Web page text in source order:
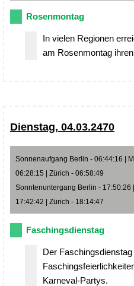
Rosenmontag
In vielen Regionen
am Rosenmontag
Dienstag, 04.03.2470
Sonnenaufgang Berlin - 06:44:16 |
06:28:15 | Zürich - 06:58:49
Sonntenuntergang Berlin - 17:50:26
17:42:42 | Zürich - 18:14:47
Faschingsdienstag
Der
Karneval-Partys.